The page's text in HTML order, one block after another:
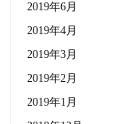
2019年6月
2019年4月
2019年3月
2019年2月
2019年1月